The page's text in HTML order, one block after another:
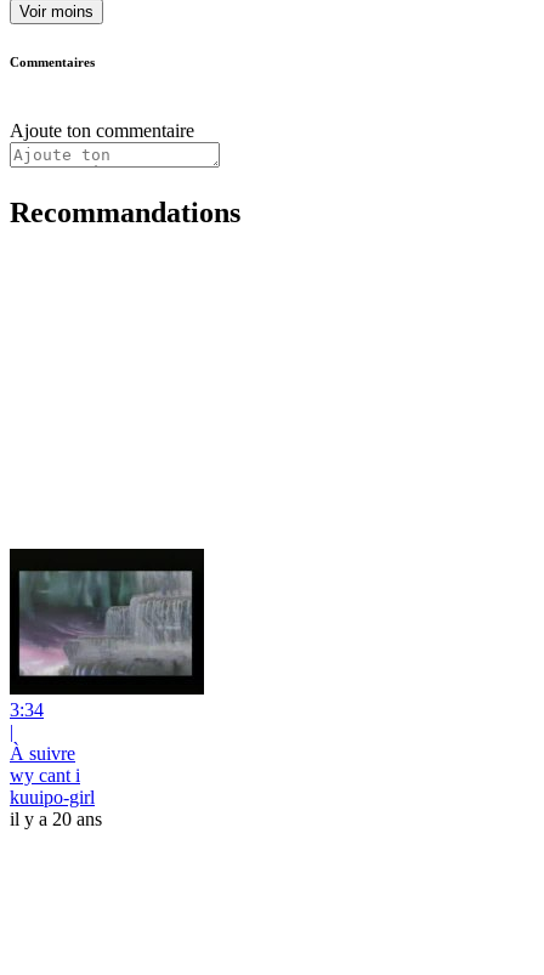
Voir moins
Commentaires
Ajoute ton commentaire
Recommandations
3:34
|
À suivre
wy cant i
kuuipo-girl
il y a 20 ans